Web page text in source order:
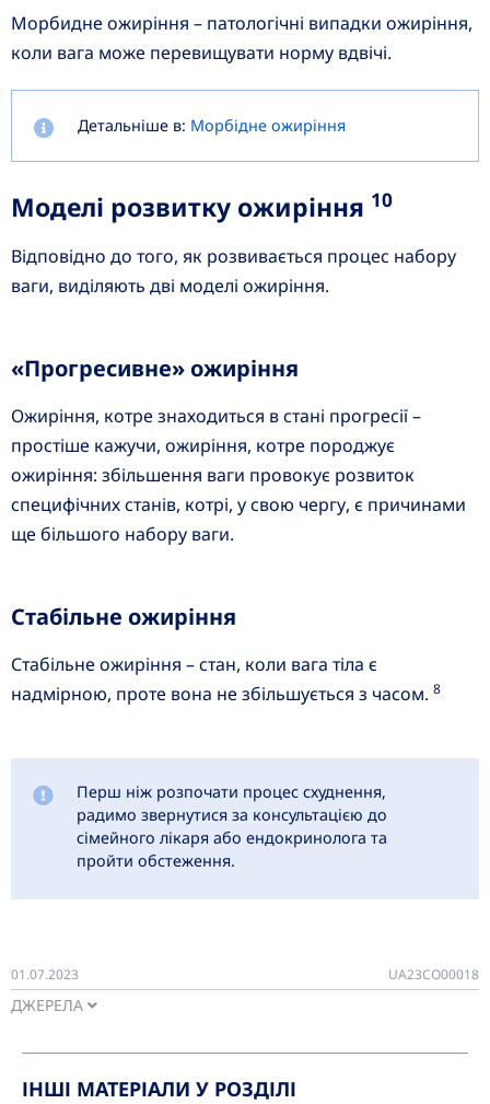
Морбидне ожиріння – патологічні випадки ожиріння,
коли вага може перевищувати норму вдвічі.
Детальніше в: Морбідне ожиріння
Моделі розвитку ожиріння 10
Відповідно до того, як розвивається процес набору
ваги, виділяють дві моделі ожиріння.
«Прогресивне» ожиріння
Ожиріння, котре знаходиться в стані прогресії –
простіше кажучи, ожиріння, котре породжує
ожиріння: збільшення ваги провокує розвиток
специфічних станів, котрі, у свою чергу, є причинами
ще більшого набору ваги.
Стабільне ожиріння
Стабільне ожиріння – стан, коли вага тіла є
надмірною, проте вона не збільшується з часом. 8
Перш ніж розпочати процес схуднення,
радимо звернутися за консультацією до
сімейного лікаря або ендокринолога та
пройти обстеження.
01.07.2023 UA23CO00018
ДЖЕРЕЛА
ІНШІ МАТЕРІАЛИ У РОЗДІЛІ